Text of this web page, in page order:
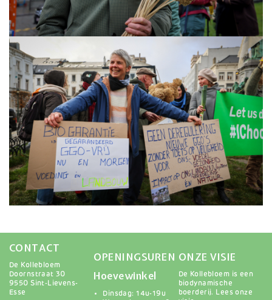
Afbeelding
CONTACT
De Kollebloem
Doornstraat 30
9550 Sint-Lievens-
Esse
OPENINGSUREN
Hoevewinkel
Dinsdag: 14u-19u
ONZE VISIE
De Kollebloem is een
biodynamische
boerderij. Lees onze